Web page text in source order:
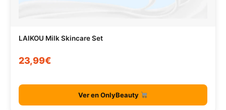
LAIKOU Milk Skincare Set
23,99€
Ver en OnlyBeauty